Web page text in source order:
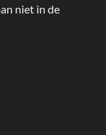
niet in de